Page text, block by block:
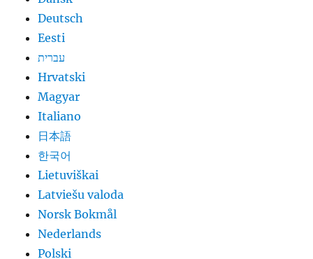
Deutsch
Eesti
עברית
Hrvatski
Magyar
Italiano
日本語
한국어
Lietuviškai
Latviešu valoda
Norsk Bokmål
Nederlands
Polski